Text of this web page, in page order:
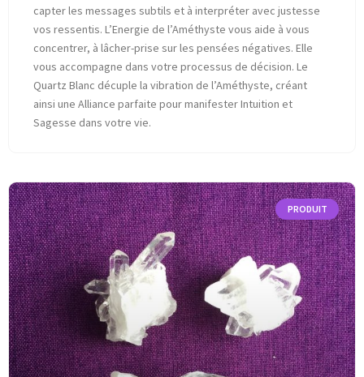
capter les messages subtils et à interpréter avec justesse
vos ressentis. L’Energie de l’Améthyste vous aide à vous
concentrer, à lâcher-prise sur les pensées négatives. Elle
vous accompagne dans votre processus de décision. Le
Quartz Blanc décuple la vibration de l’Améthyste, créant
ainsi une Alliance parfaite pour manifester Intuition et
Sagesse dans votre vie.